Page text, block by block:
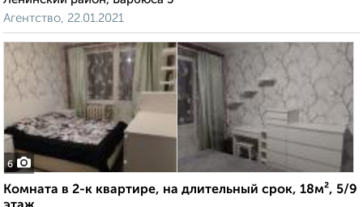
Агентство, 22.01.2021
6
Комната в 2-к квартире, на длительный срок, 18м², 5/9